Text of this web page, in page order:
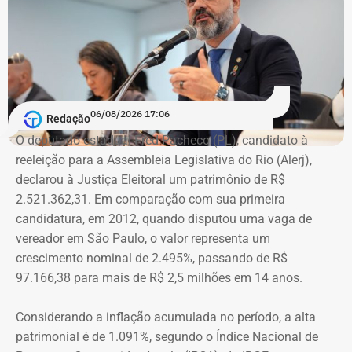
Além disso, também penso que deveria ter mais preparo
com as pessoas que trabalhem na linha de frente desse
combate. Ou seja, juízes, assistentes sociais e psicólogos
que atuem com as mulheres que são vítimas de
agressões”, argumentou.
A atriz foi a primeira mulher a receber o benefício do
“botão do pânico”, ferramenta criada em 2019 pela
Polícia Militar do Rio. O objeto é conectado a uma
tornozeleira eletrônica usada pelo agressor. Em caso de
aproximação, a central de monitoramento é acionada e
entra em contato com a vítima e o agressor por telefone.
Na declaração apresentada em 2018, quando terminou a
eleição como suplente, Elton Cristo informou possuir três
veículos, um consórcio não contemplado e depósitos em
conta corrente, totalizando R$ 378,4 mil.
Quatro anos depois, nas eleições de 2022, quando voltou
a disputar uma vaga na Assembleia Legislativa (Alerj) e
novamente ficou como suplente, o patrimônio declarado
saltou para R$ 1.658.540,00. Na ocasião, os bens
mil, uma chácara de R$ 400 mil, dois veículos que
somavam R$ 647,3 mil e participações societárias em
Redação06/08/2026 17:06
O deputado estadual Fred Pacheco (PL), candidato à
reeleição para a Assembleia Legislativa do Rio (Alerj),
declarou à Justiça Eleitoral um patrimônio de R$
2.521.362,31. Em comparação com sua primeira
candidatura, em 2012, quando disputou uma vaga de
vereador em São Paulo, o valor representa um
crescimento nominal de 2.495%, passando de R$
97.166,38 para mais de R$ 2,5 milhões em 14 anos.
Considerando a inflação acumulada no período, a alta
patrimonial é de 1.091%, segundo o Índice Nacional de